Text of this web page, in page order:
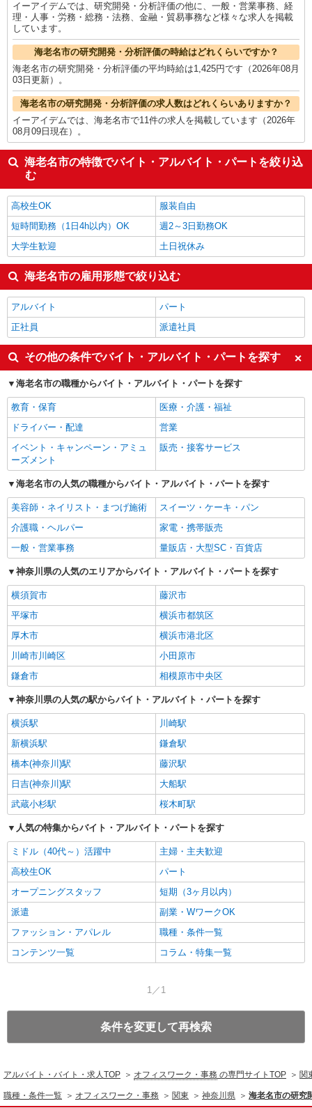
イーアイデムでは、研究開発・分析評価の他に、一般・営業事務、経
理・人事・労務・総務・法務、金融・貿易事務など様々な求人を掲載
しています。
海老名市の研究開発・分析評価の時給はどれくらいですか？
海老名市の研究開発・分析評価の平均時給は1,425円です（2026年08月
03日更新）。
海老名市の研究開発・分析評価の求人数はどれくらいありますか？
イーアイデムでは、海老名市で11件の求人を掲載しています（2026年
08月09日現在）。
海老名市の特徴でバイト・アルバイト・パートを絞り込
む
高校生OK
服装自由
短時間勤務（1日4h以内）OK
週2～3日勤務OK
大学生歓迎
土日祝休み
海老名市の雇用形態で絞り込む
アルバイト
パート
正社員
派遣社員
その他の条件でバイト・アルバイト・パートを探す
海老名市の職種からバイト・アルバイト・パートを探す
教育・保育
医療・介護・福祉
ドライバー・配達
営業
イベント・キャンペーン・アミュ
ーズメント
販売・接客サービス
海老名市の人気の職種からバイト・アルバイト・パートを探す
美容師・ネイリスト・まつげ施術
スイーツ・ケーキ・パン
介護職・ヘルパー
家電・携帯販売
一般・営業事務
量販店・大型SC・百貨店
神奈川県の人気のエリアからバイト・アルバイト・パートを探す
横須賀市
藤沢市
平塚市
横浜市都筑区
厚木市
横浜市港北区
川崎市川崎区
小田原市
鎌倉市
相模原市中央区
神奈川県の人気の駅からバイト・アルバイト・パートを探す
横浜駅
川崎駅
新横浜駅
鎌倉駅
橋本(神奈川)駅
藤沢駅
日吉(神奈川)駅
大船駅
武蔵小杉駅
桜木町駅
人気の特集からバイト・アルバイト・パートを探す
ミドル（40代～）活躍中
主婦・主夫歓迎
高校生OK
パート
オープニングスタッフ
短期（3ヶ月以内）
派遣
副業・WワークOK
ファッション・アパレル
職種・条件一覧
コンテンツ一覧
コラム・特集一覧
1／1
条件を変更して再検索
アルバイト・バイト・求人TOP オフィスワーク・事務 の専門サイトTOP 関
職種・条件一覧 オフィスワーク・事務 関東 神奈川県 海老名市の研究